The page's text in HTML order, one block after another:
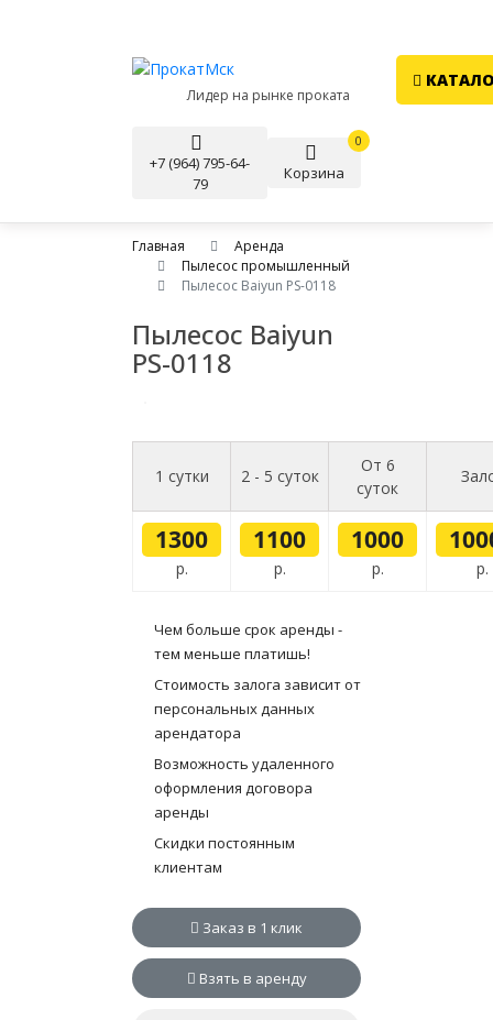
Лидер на рынке проката
+7 (964) 795-64-
79
0
Корзина
Главная
Аренда
Пылесос промышленный
Пылесос Baiyun PS-0118
Пылесос Baiyun
PS-0118
1 сутки 2 - 5 суток
От 6
суток
1300
р.
1100
р.
1000
р. р.
Чем больше срок аренды -
тем меньше платишь!
Стоимость залога зависит от
персональных данных
арендатора
Возможность удаленного
оформления договора
аренды
Скидки постоянным
клиентам
Заказ в 1 клик
Взять в аренду